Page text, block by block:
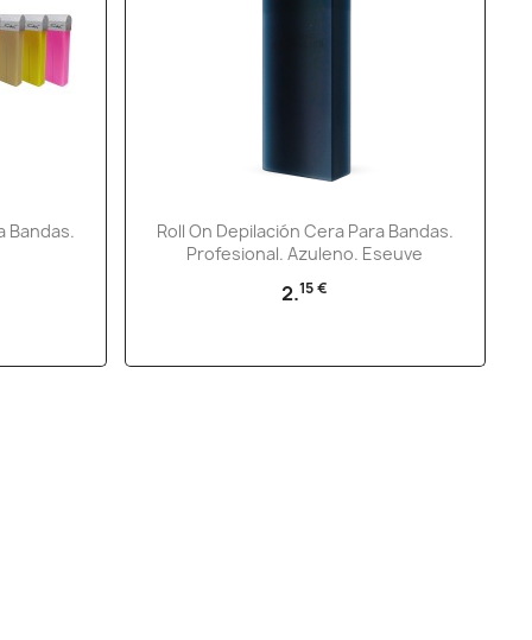
Bandas.
Vista rápida
Roll On Depilación Cera Para Bandas.
Profesional. Azuleno. Eseuve
2.15 €